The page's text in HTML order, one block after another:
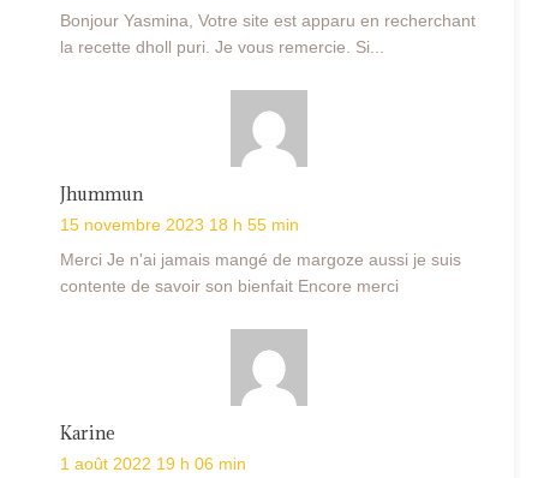
Bonjour Yasmina, Votre site est apparu en recherchant
la recette dholl puri. Je vous remercie. Si...
Jhummun
15 novembre 2023 18 h 55 min
Merci Je n'ai jamais mangé de margoze aussi je suis
contente de savoir son bienfait Encore merci
Karine
1 août 2022 19 h 06 min